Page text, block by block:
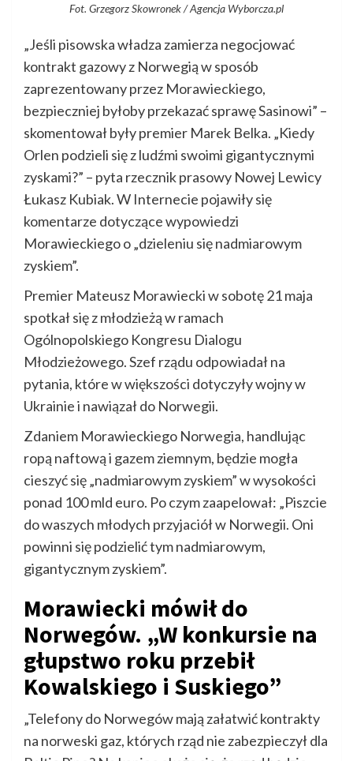
Fot. Grzegorz Skowronek / Agencja Wyborcza.pl
„Jeśli pisowska władza zamierza negocjować
kontrakt gazowy z Norwegią w sposób
zaprezentowany przez Morawieckiego,
bezpieczniej byłoby przekazać sprawę Sasinowi” –
skomentował były premier Marek Belka. „Kiedy
Orlen podzieli się z ludźmi swoimi gigantycznymi
zyskami?” – pyta rzecznik prasowy Nowej Lewicy
Łukasz Kubiak. W Internecie pojawiły się
komentarze dotyczące wypowiedzi
Morawieckiego o „dzieleniu się nadmiarowym
zyskiem”.
Premier Mateusz Morawiecki w sobotę 21 maja
spotkał się z młodzieżą w ramach
Ogólnopolskiego Kongresu Dialogu
Młodzieżowego. Szef rządu odpowiadał na
pytania, które w większości dotyczyły wojny w
Ukrainie i nawiązał do Norwegii.
Zdaniem Morawieckiego Norwegia, handlując
ropą naftową i gazem ziemnym, będzie mogła
cieszyć się „nadmiarowym zyskiem” w wysokości
ponad 100 mld euro. Po czym zaapelował: „Piszcie
do waszych młodych przyjaciół w Norwegii. Oni
powinni się podzielić tym nadmiarowym,
gigantycznym zyskiem”.
Morawiecki mówił do
Norwegów. „W konkursie na
głupstwo roku przebił
Kowalskiego i Suskiego”
„Telefony do Norwegów mają załatwić kontrakty
na norweski gaz, których rząd nie zabezpieczył dla